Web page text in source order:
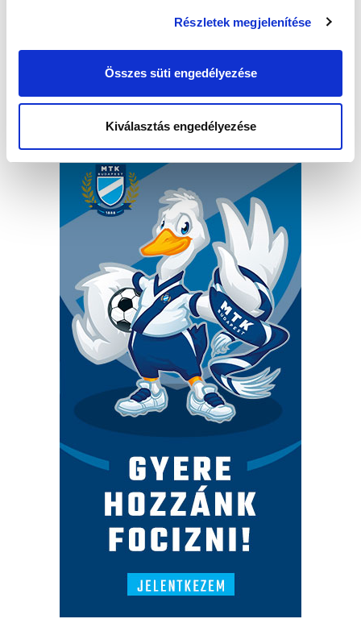
Részletek megjelenítése
Összes süti engedélyezése
Kiválasztás engedélyezése